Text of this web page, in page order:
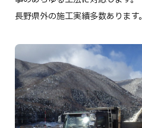
長野県外の施工実績多数あります。